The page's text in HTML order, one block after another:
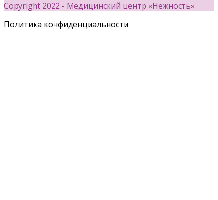
Copyright 2022 - Медицинский центр «Нежность»
Политика конфиденциальности